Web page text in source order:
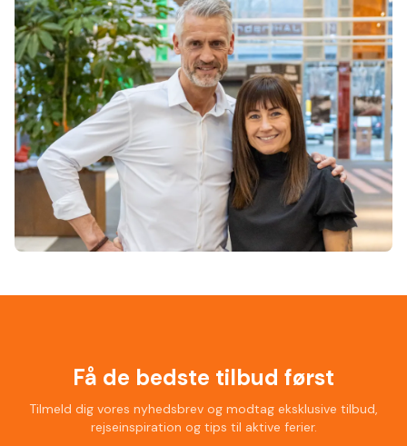
Få de bedste tilbud først
Tilmeld dig vores nyhedsbrev og modtag eksklusive tilbud,
rejseinspiration og tips til aktive ferier.